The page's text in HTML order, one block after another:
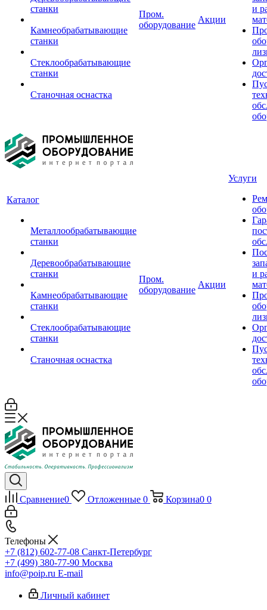
станки
Камнеобрабатывающие
станки
Стеклообрабатывающие
станки
Станочная оснастка
Пром.
оборудование
Акции
и
Каталог
Металлообрабатывающие
станки
Деревообрабатывающие
станки
Камнеобрабатывающие
станки
Стеклообрабатывающие
станки
Станочная оснастка
Пром.
оборудование
Акции
Услуги
и
Сравнение0 Отложенные 0 Корзина0 0
Телефоны
+7 (812) 602-77-08 Санкт-Петербург
+7 (499) 380-77-90 Москва
info@poip.ru E-mail
Личный кабинет